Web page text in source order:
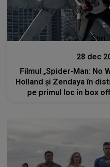
Stiri
28 dec
Filmul „Spider-Man: No
Holland și Zendaya în
pe primul loc în box